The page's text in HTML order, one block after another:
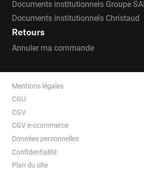
Documents institutionnels Groupe
Documents institutionnels Christaud
Retours
Annuler ma commande
Mentions légales
CGU
CGV
CGV e-ccommerce
Données personnelles
Confidentialité
Plan du site